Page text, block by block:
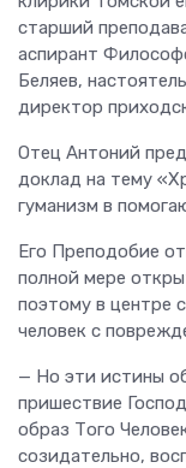
старший
аспирант
Беляев,
директор
Отец Антоний
доклад на тему
гуманизм в
Его Преподобие
полной мере
поэтому в центре
человек с
— Но эти истины
пришествие
образ Того
созидательно,